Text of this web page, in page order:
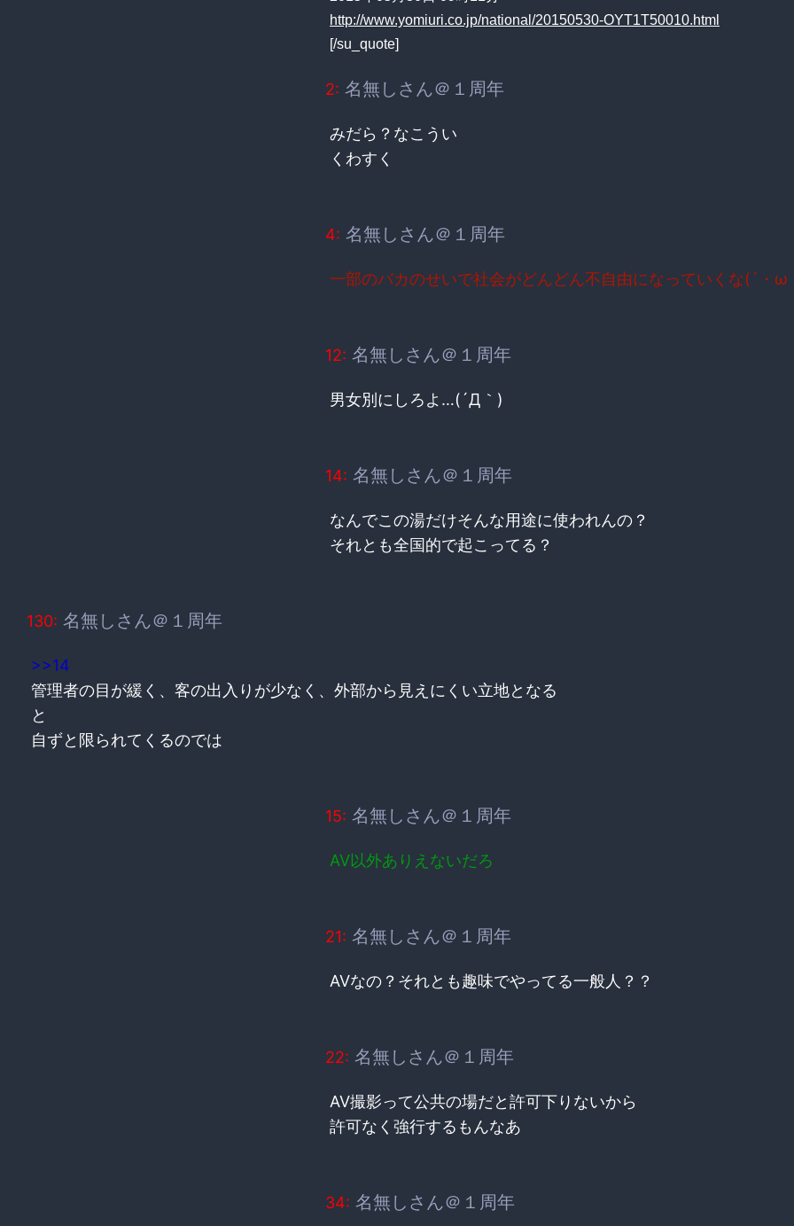
http://www.yomiuri.co.jp/national/20150530-OYT1T50010.html
[/su_quote]
2: 名無しさん＠１周年
みだら？なこうい
くわすく
4: 名無しさん＠１周年
一部のバカのせいで社会がどんどん不自由になっていくな(´・ω
12: 名無しさん＠１周年
男女別にしろよ…(´Д｀)
14: 名無しさん＠１周年
なんでこの湯だけそんな用途に使われんの？
それとも全国的で起こってる？
130: 名無しさん＠１周年
>>14
管理者の目が緩く、客の出入りが少なく、外部から見えにくい立地となる
と
自ずと限られてくるのでは
15: 名無しさん＠１周年
AV以外ありえないだろ
21: 名無しさん＠１周年
AVなの？それとも趣味でやってる一般人？？
22: 名無しさん＠１周年
AV撮影って公共の場だと許可下りないから
許可なく強行するもんなあ
34: 名無しさん＠１周年